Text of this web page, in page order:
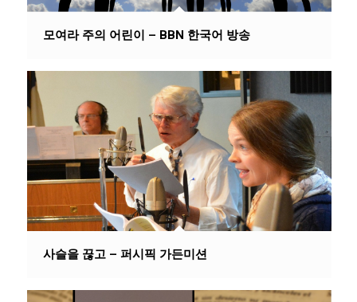
모여라 주의 어린이 – BBN 한국어 방송
사슬을 끊고 – 퍼시픽 가든미션